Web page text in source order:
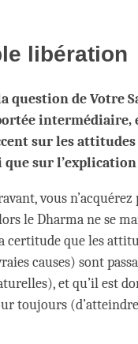
libération
question de Votre
intermédiaire,
sur les
sur l’explication
vous
le Dharma ne se
certitude que les
causes) sont
et qu’il est
toujours